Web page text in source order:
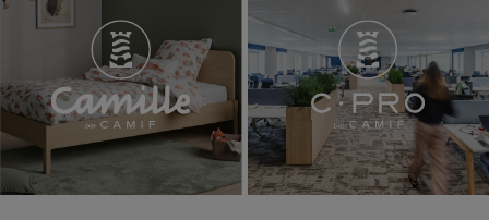
Camille par Camif C • PRO